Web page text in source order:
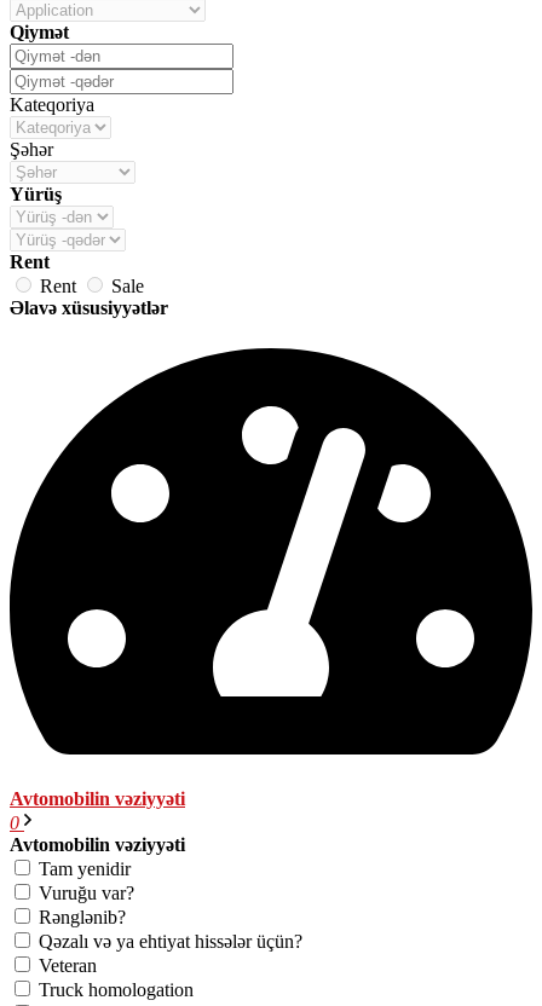
Qiymət
Kateqoriya
Şəhər
Yürüş
Rent
Rent
Sale
Əlavə xüsusiyyətlər
Avtomobilin vəziyyəti
0
Avtomobilin vəziyyəti
Tam yenidir
Vuruğu var?
Rənglənib?
Qəzalı və ya ehtiyat hissələr üçün?
Veteran
Truck homologation